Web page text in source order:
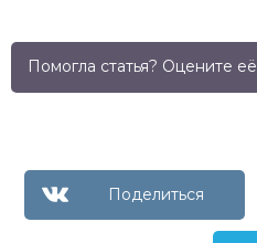
Помогла статья? Оцените её